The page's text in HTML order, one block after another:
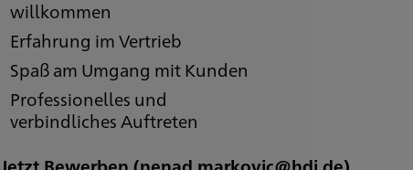
willkommen
Erfahrung im Vertrieb
Spaß am Umgang mit Kunden
Professionelles und
verbindliches Auftreten